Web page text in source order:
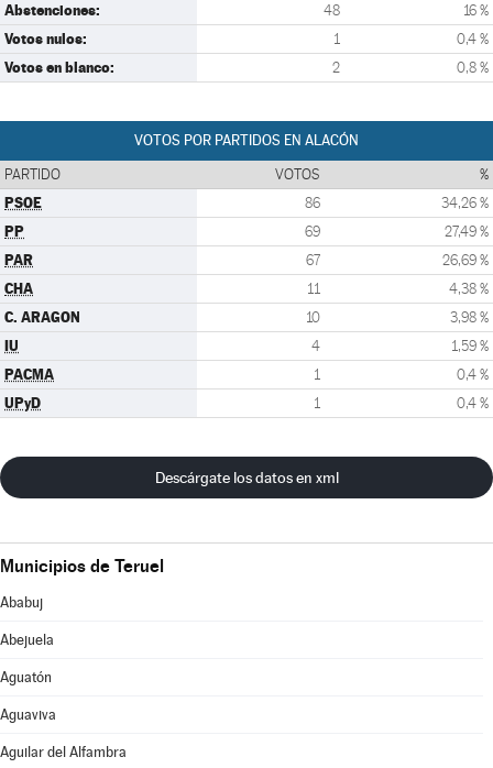
Abstenciones: 48 16 %
Votos nulos: 1 0,4 %
Votos en blanco: 2 0,8 %
VOTOS POR PARTIDOS EN ALACÓN
PARTIDO VOTOS %
PSOE 86 34,26 %
PP 69 27,49 %
PAR 67 26,69 %
CHA 11 4,38 %
C. ARAGON 10 3,98 %
IU 4 1,59 %
PACMA 1 0,4 %
UPyD 1 0,4 %
Descárgate los datos en xml
Municipios de Teruel
Ababuj
Abejuela
Aguatón
Aguaviva
Aguilar del Alfambra